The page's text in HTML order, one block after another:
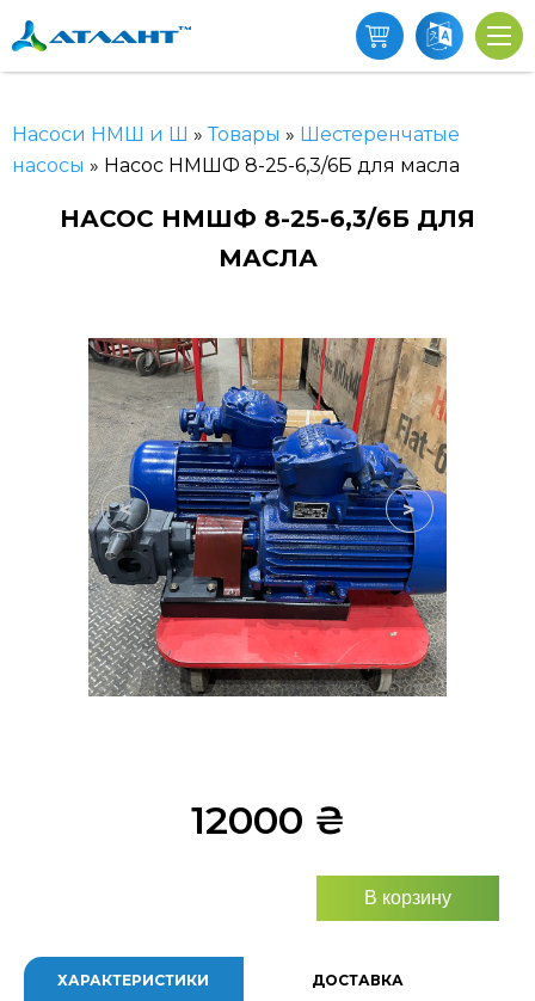
Насоси НМШ и Ш »Товары » Шестеренчатые
насосы » Насос НМШФ 8-25-6,3/6Б для масла
НАСОС НМШФ 8-25-6,3/6Б ДЛЯ
МАСЛА
< >
12000 ₴
В корзину
ХАРАКТЕРИСТИКИ ДОСТАВКА